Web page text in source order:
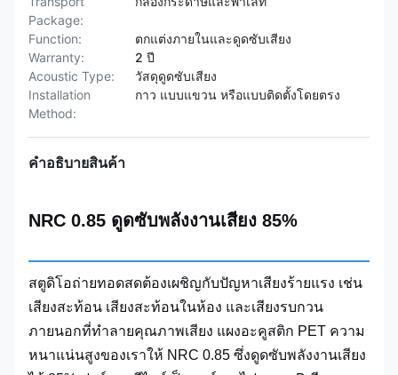
Package:
Function:
ตกแต่งภายในและดูดซับเสียง
Warranty:
2 ปี
Acoustic Type:
วัสดุดูดซับเสียง
Installation
Method:
กาว แบบแขวน หรือแบบติดตั้งโดยตรง
คําอธิบายสินค้า
NRC 0.85 ดูดซับพลังงานเสียง 85%
สตูดิโอถ่ายทอดสดต้องเผชิญกับปัญหาเสียงร้ายแรง เช่น
เสียงสะท้อน เสียงสะท้อนในห้อง และเสียงรบกวน
ภายนอกที่ทำลายคุณภาพเสียง แผงอะคูสติก PET ความ
หนาแน่นสูงของเราให้ NRC 0.85 ซึ่งดูดซับพลังงานเสียง